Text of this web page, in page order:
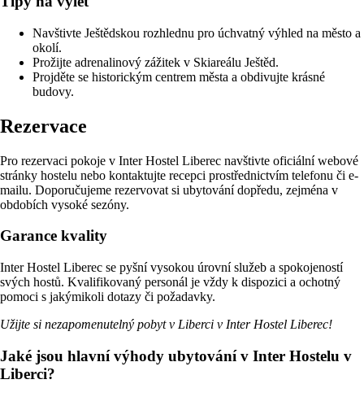
Navštivte Ještědskou rozhlednu pro úchvatný výhled na město a
okolí.
Prožijte adrenalinový zážitek v Skiareálu Ještěd.
Projděte se historickým centrem města a obdivujte krásné
budovy.
Rezervace
Pro rezervaci pokoje v Inter Hostel Liberec navštivte oficiální webové
stránky hostelu nebo kontaktujte recepci prostřednictvím telefonu či e-
mailu. Doporučujeme rezervovat si ubytování dopředu, zejména v
obdobích vysoké sezóny.
Garance kvality
Inter Hostel Liberec se pyšní vysokou úrovní služeb a spokojeností
svých hostů. Kvalifikovaný personál je vždy k dispozici a ochotný
pomoci s jakýmikoli dotazy či požadavky.
Užijte si nezapomenutelný pobyt v Liberci v Inter Hostel Liberec!
Jaké jsou hlavní výhody ubytování v Inter Hostelu v
Liberci?